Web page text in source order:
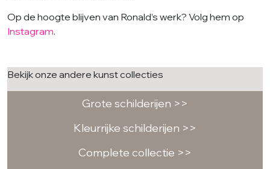
Op de hoogte blijven van Ronald’s werk? Volg hem op
Instagram.
Bekijk onze andere kunst collecties
Grote schilderijen >>
Kleurrijke schilderijen >>
Complete collectie >>